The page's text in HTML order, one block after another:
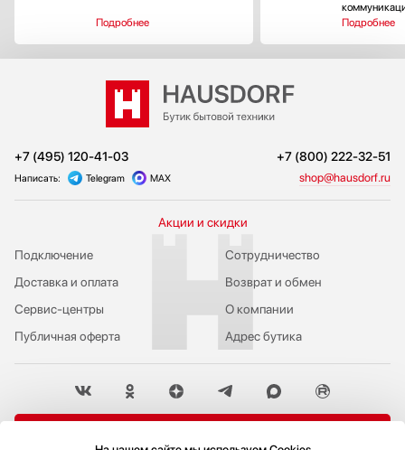
Подробнее
Подробнее
+7 (495) 120-41-03 +7 (800) 222-32-51
Написать: Telegram MAX shop@hausdorf.ru
Акции и скидки
Подключение
Публичная оферта
Сервис-центры
Доставка и оплата
Сотрудничество
Возврат и обмен
О компании
Адрес бутика